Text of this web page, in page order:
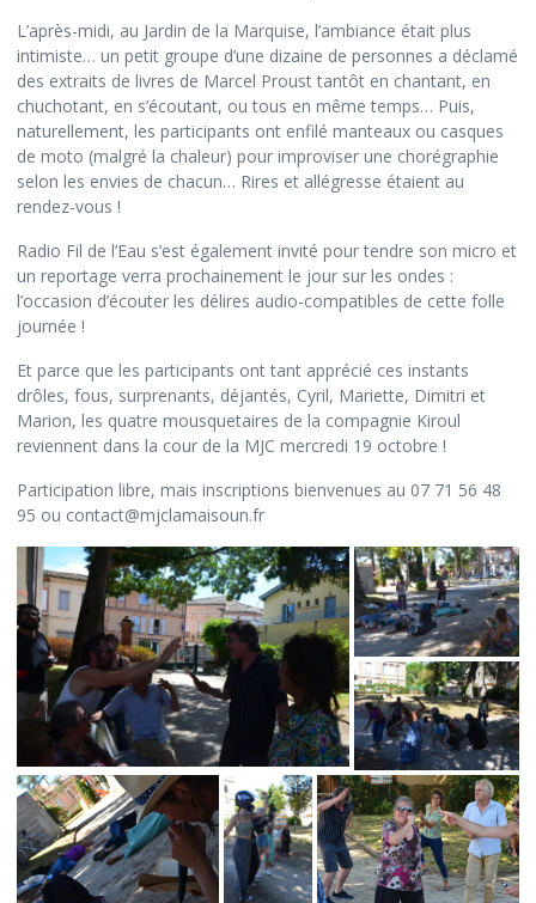
L’après-midi, au Jardin de la Marquise, l’ambiance était plus
intimiste… un petit groupe d’une dizaine de personnes a déclamé
des extraits de livres de Marcel Proust tantôt en chantant, en
chuchotant, en s’écoutant, ou tous en même temps… Puis,
naturellement, les participants ont enfilé manteaux ou casques
de moto (malgré la chaleur) pour improviser une chorégraphie
selon les envies de chacun… Rires et allégresse étaient au
rendez-vous !
Radio Fil de l’Eau s’est également invité pour tendre son micro et
un reportage verra prochainement le jour sur les ondes :
l’occasion d’écouter les délires audio-compatibles de cette folle
journée !
Et parce que les participants ont tant apprécié ces instants
drôles, fous, surprenants, déjantés, Cyril, Mariette, Dimitri et
Marion, les quatre mousquetaires de la compagnie Kiroul
reviennent dans la cour de la MJC mercredi 19 octobre !
Participation libre, mais inscriptions bienvenues au 07 71 56 48
95 ou contact@mjclamaisoun.fr